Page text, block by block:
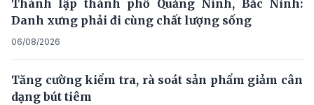
Thành lập thành phố Quảng Ninh, Bắc Ninh:
Danh xưng phải đi cùng chất lượng sống
06/08/2026
Tăng cường kiểm tra, rà soát sản phẩm giảm cân
dạng bút tiêm